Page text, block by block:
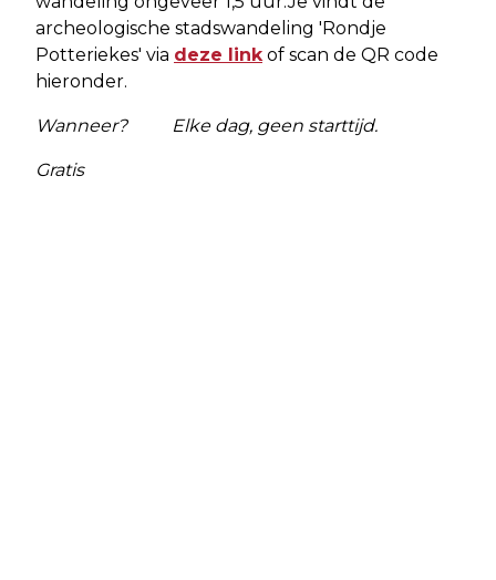
archeologische stadswandeling 'Rondje
Potteriekes' via deze linkof scan de QR code
hieronder.
Wanneer? Elke dag, geen starttijd.
Gratis